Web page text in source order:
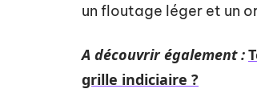
un floutage léger et un
A découvrir également :
grille indiciaire ?